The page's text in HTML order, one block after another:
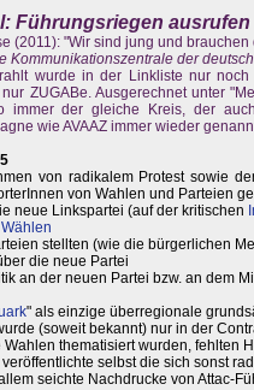
Führungsriegen ausrufen
(2011): "Wir sind jung und brauchen
Kommunikationszentrale der
wurde in der Linkliste nur
ZUGABe. Ausgerechnet unter
immer der gleiche Kreis, der
wie AVAAZ immer wieder
von radikalem Protest sowie
von Wahlen und Parteien
neue Linkspartei (auf der kritischen
stellten (wie die bürgerlichen
die neue Partei
an der neuen Partei bzw. an dem
" als einzige überregionale
(soweit bekannt) nur in der
Wahlen thematisiert wurden, fehlten
veröffentlichte selbst die sich sonst
seichte Nachdrucke von Attac-